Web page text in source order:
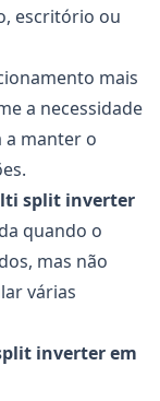
escritório ou
mais
a necessidade
a manter o
split inverter
quando o
mas não
várias
inverter em